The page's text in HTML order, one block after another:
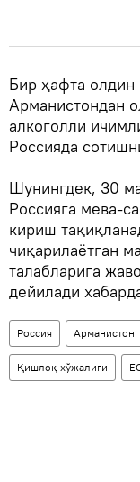
Бир ҳафта олдин
Арманистондан
алкоголли
Россияда
Шунингдек, 30
Россияга мева-
кириш
чиқарилаётган
талабларига
дейилади
Россия Арманистон
Қишлоқ хўжалиги